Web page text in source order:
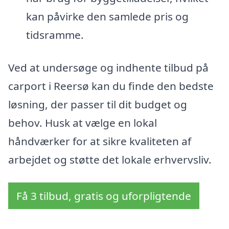
kan påvirke den samlede pris og
tidsramme.
Ved at undersøge og indhente tilbud på
carport i Reersø kan du finde den bedste
løsning, der passer til dit budget og
behov. Husk at vælge en lokal
håndværker for at sikre kvaliteten af
arbejdet og støtte det lokale erhvervsliv.
Få 3 tilbud, gratis og uforpligtende